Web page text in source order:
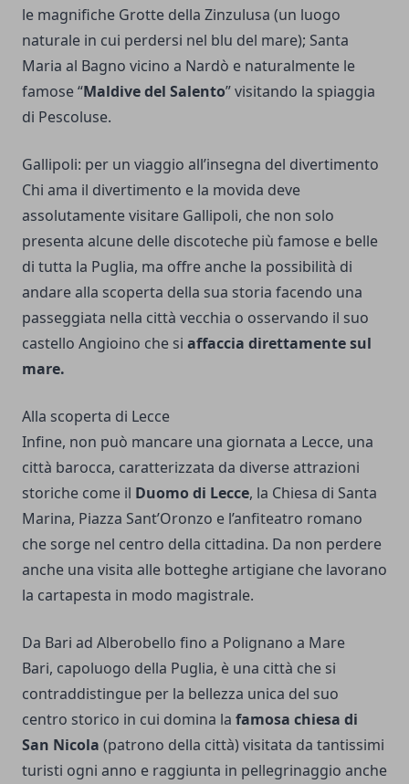
le magnifiche Grotte della Zinzulusa (un luogo
naturale in cui perdersi nel blu del mare); Santa
Maria al Bagno vicino a Nardò e naturalmente le
famose “Maldive del Salento” visitando la spiaggia
di Pescoluse.
Gallipoli: per un viaggio all’insegna del divertimento
Chi ama il divertimento e la movida deve
assolutamente visitare Gallipoli, che non solo
presenta alcune delle discoteche più famose e belle
di tutta la Puglia, ma offre anche la possibilità di
andare alla scoperta della sua storia facendo una
passeggiata nella città vecchia o osservando il suo
castello Angioino che si affaccia direttamente sul
mare.
Alla scoperta di Lecce
Infine, non può mancare una giornata a Lecce, una
città barocca, caratterizzata da diverse attrazioni
storiche come il Duomo di Lecce, la Chiesa di Santa
Marina, Piazza Sant’Oronzo e l’anfiteatro romano
che sorge nel centro della cittadina. Da non perdere
anche una visita alle botteghe artigiane che lavorano
la cartapesta in modo magistrale.
Da Bari ad Alberobello fino a Polignano a Mare
Bari, capoluogo della Puglia, è una città che si
contraddistingue per la bellezza unica del suo
centro storico in cui domina la famosa chiesa di
San Nicola (patrono della città) visitata da tantissimi
turisti ogni anno e raggiunta in pellegrinaggio anche